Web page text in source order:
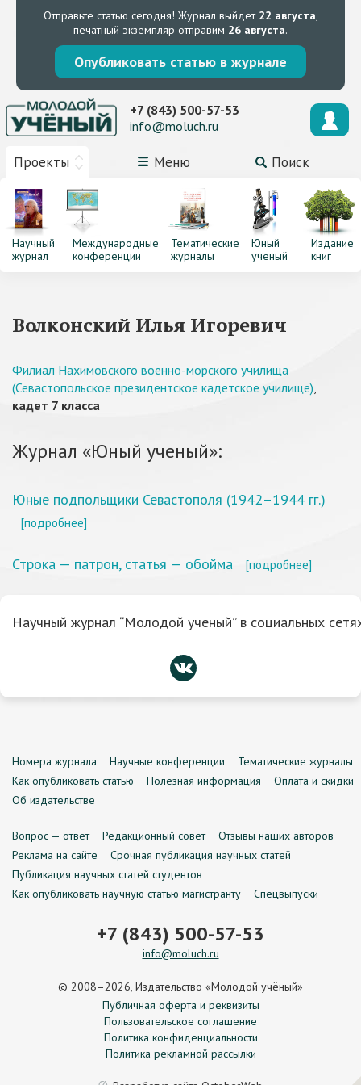
Отправьте статью сегодня! Журнал выйдет 22 августа,
печатный экземпляр отправим 26 августа.
Опубликовать статью в журнале
Проекты Меню Поиск
+7 (843) 500-57-53
info@moluch.ru
Научный
журнал
Международные
конференции
Тематические
журналы
Юный
ученый
Издание
книг
Волконский Илья Игоревич
Филиал Нахимовского военно-морского училища
(Севастопольское президентское кадетское училище),
кадет 7 класса
Журнал «Юный ученый»:
Юные подпольщики Севастополя (1942–1944 гг.)
[подробнее]
Строка — патрон, статья — обойма [подробнее]
Научный журнал “Молодой ученый” в социальных
Номера журнала Научные конференции
Тематические журналы
Как опубликовать статью
Полезная информация
Оплата и скидки
Об издательстве
Вопрос — ответ Редакционный совет
Отзывы наших авторов
Реклама на сайте
Срочная публикация научных статей
Публикация научных статей студентов
Как опубликовать научную статью магистранту
Спецвыпуски
+7 (843) 500-57-53
info@moluch.ru
© 2008–2026, Издательство «Молодой учёный»
Публичная оферта и реквизиты
Пользовательское соглашение
Политика конфиденциальности
Политика рекламной рассылки